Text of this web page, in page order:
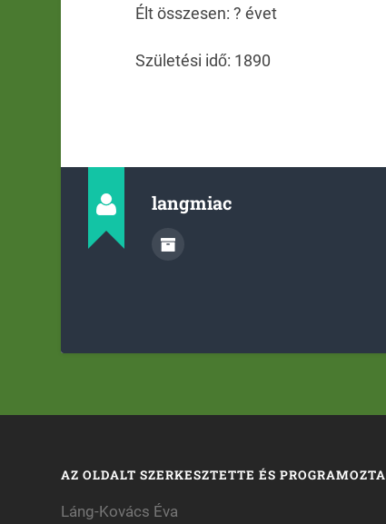
Élt összesen: ? évet
Születési idő: 1890
langmiac
AZ OLDALT SZERKESZTETTE ÉS
Láng-Kovács Éva